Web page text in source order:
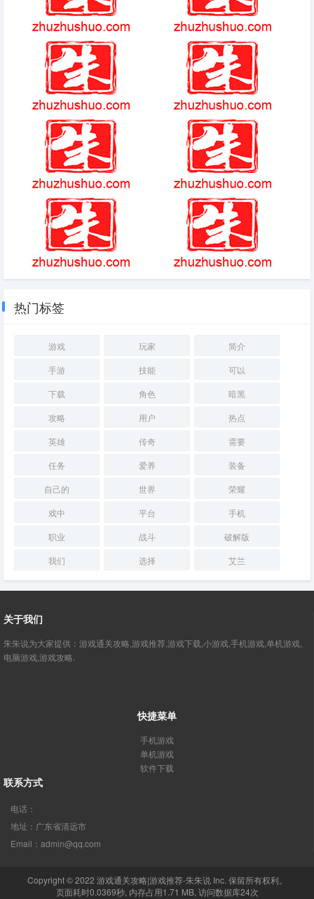
该同志工作表现评语300字 魔兽小兵的故事2攻略
尘埃2汉化(游戏) 快吧游戏盒简介(游戏)
王者荣耀关系位多少可以添加好
米莉亚战记dx手机版怎么打开
热门标签
游戏 玩家
简介
手游
技能
可以
下载
角色
暗黑
攻略
用户
热点
英雄
传奇
需要
任务
爱养
装备
自己的
世界
荣耀
戏中
平台
手机
职业
战斗
破解版
我们
选择 艾兰
关于我们
朱朱说为大家提供：游戏通关攻略,游戏推荐,游戏下载,小游戏,手机游戏,单机游戏,
电脑游戏,游戏攻略.
快捷菜单
手机游戏
单机游戏
软件下载
联系方式
电话：
地址：广东省清远市
Email：admin@qq.com
Copyright © 2022 游戏通关攻略|游戏推荐-朱朱说Inc. 保留所有权利。
页面耗时0.0369秒, 内存占用1.71 MB, 访问数据库24次